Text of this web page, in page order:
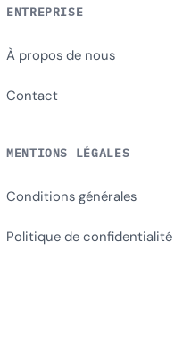
ENTREPRISE
À propos de nous
Contact
MENTIONS LÉGALES
Conditions générales
Politique de confidentialité